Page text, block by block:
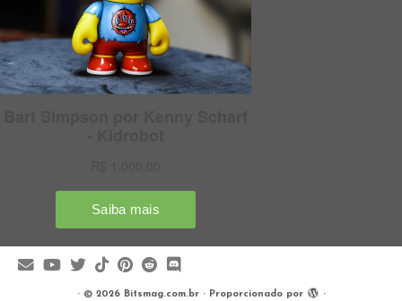
· © 2026 Bitsmag.com.br· Proporcionado por ·